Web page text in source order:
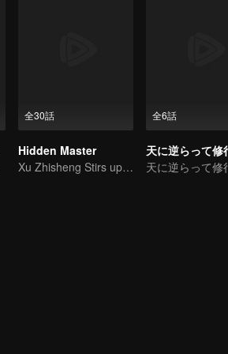
全30話
Hidden Master
Xu Zhisheng Stirs up a Hilarious Storm in the Martial World
全6話